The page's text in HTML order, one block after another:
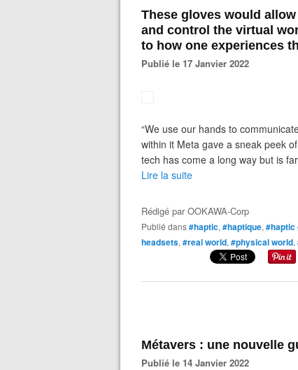
These gloves would
and control the virtual
to how one experiences
Publié le 17 Janvier 2022
“We use our hands to
within it Meta gave a sneak peek
tech has come a long way but is
Lire la suite
Rédigé parOOKAWA-Corp
Publié dans#haptic, #haptique, #haptic
headsets, #real world, #physical world,
Métavers : une nouvelle
Publié le 14 Janvier 2022